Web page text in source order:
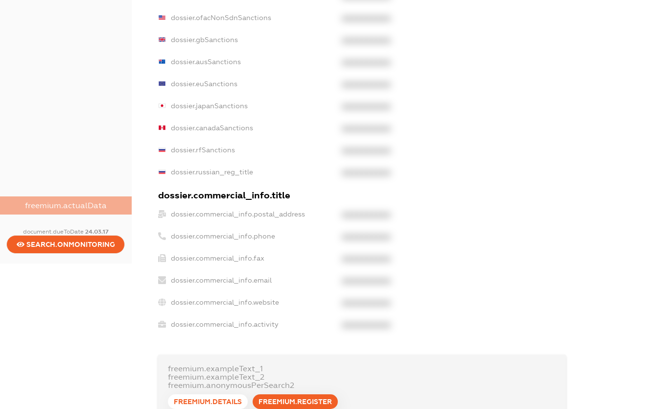
freemium.actualData
document.dueToDate 24.03.17
SEARCH.ONMONITORING
dossier.ofacNonSdnSanctions
dossier.gbSanctions
dossier.ausSanctions
dossier.euSanctions
dossier.japanSanctions
dossier.canadaSanctions
dossier.rfSanctions
dossier.russian_reg_title
dossier.commercial_info.title
dossier.commercial_info.postal_address
dossier.commercial_info.phone
dossier.commercial_info.fax
dossier.commercial_info.email
dossier.commercial_info.website
dossier.commercial_info.activity
freemium.exampleText_1
freemium.exampleText_2
freemium.anonymousPerSearch2
FREEMIUM.DETAILS FREEMIUM.REGISTER